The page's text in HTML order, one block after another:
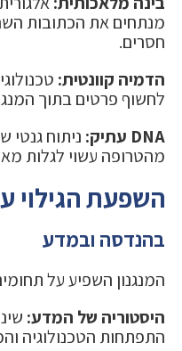
מנתחים את הכתובות
חסרים.
הדמיה קוונטית:
לחשוף פרטים בתוך
DNA עתיק:
ניתוח גנטי
מהטרופה עשוי לגלות
השפעת הגילוי
בהנדסה ובמדע
המנגנון השפיע על
היסטוריה של המדע:
התפתחות הטכנולוגיה